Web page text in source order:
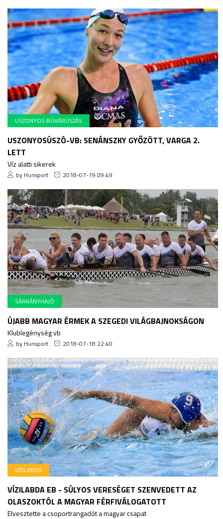
USZONYOS BÚVÁRÚSZÁS
USZONYOSÚSZÓ-VB: SENÁNSZKY GYŐZÖTT, VARGA 2.
LETT
Víz alatti sikerek
by Hunsport 2018-07-19 09:49
SÁRKÁNYHAJÓ
ÚJABB MAGYAR ÉRMEK A SZEGEDI VILÁGBAJNOKSÁGON
Klublegénység vb
by Hunsport 2018-07-18 22:40
VÍZILABDA
VÍZILABDA EB - SÚLYOS VERESÉGET SZENVEDETT AZ
OLASZOKTÓL A MAGYAR FÉRFIVÁLOGATOTT
Elvesztette a csoportrangadót a magyar csapat